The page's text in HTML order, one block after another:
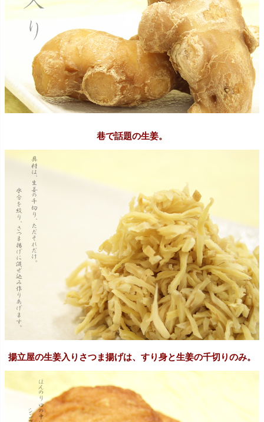
巷で話題の生姜。
揚立屋の生姜入りさつま揚げは、すり身と生姜の千切りのみ。